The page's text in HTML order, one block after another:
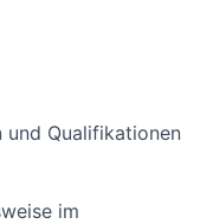
Qualifikationen
im